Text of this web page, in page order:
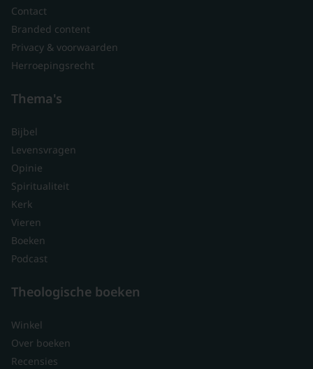
Contact
Branded content
Privacy & voorwaarden
Herroepingsrecht
Thema's
Bijbel
Levensvragen
Opinie
Spiritualiteit
Kerk
Vieren
Boeken
Podcast
Theologische boeken
Winkel
Over boeken
Recensies